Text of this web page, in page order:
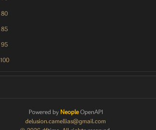
80
85
95
100
Powered by NeopleOpenAPI
delusion.camellias@gmail.com